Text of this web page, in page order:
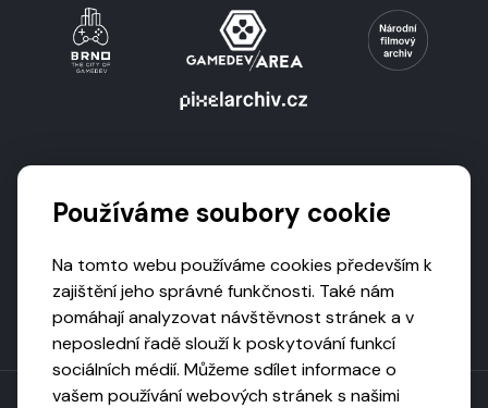
Používáme soubory cookie
Na tomto webu používáme cookies především k
zajištění jeho správné funkčnosti. Také nám
pomáhají analyzovat návštěvnost stránek a v
neposlední řadě slouží k poskytování funkcí
sociálních médií. Můžeme sdílet informace o
vašem používání webových stránek s našimi